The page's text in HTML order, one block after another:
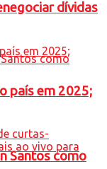
Santos como
dívidas
país em 2025;